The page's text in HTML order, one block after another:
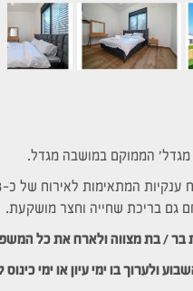
מגדל' הממוקם במושבה מגדל.
גם בריכת שחייה וחצר מושקעת.
בר / בת מצווה ולארח את כל
ולערוך בו ימי עיון או ימי כינוס